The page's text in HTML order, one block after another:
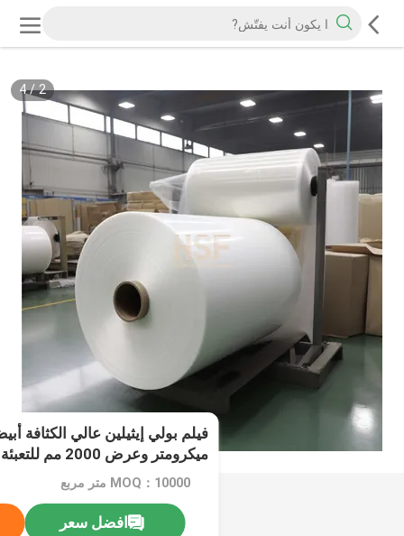
2
/
4
ميكرومتر وعرض 2000 مم للتعبئة الصناعية
MOQ：10000 متر مربع
افضل سعر